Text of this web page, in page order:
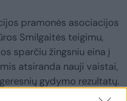
pramonės asociacijos
Smilgaitės teigimu,
sparčiu žingsniu eina į
atsiranda nauji vaistai,
gydymo rezultatų.